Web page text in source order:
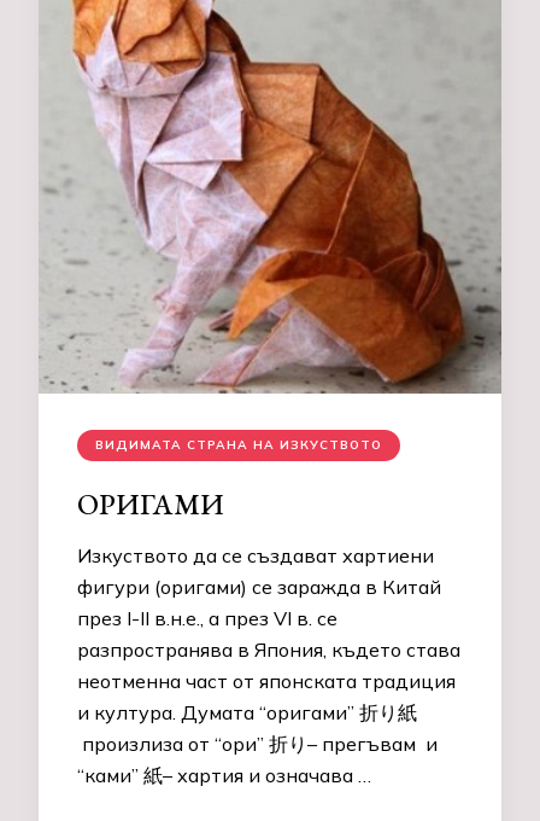
ВИДИМАТА СТРАНА НА ИЗКУСТВОТО
ОРИГАМИ
Изкуството да се създават хартиени
фигури (оригами) се заражда в Китай
през I-II в.н.е., а през VI в. се
разпространява в Япония, където става
неотменна част от японската традиция
и култура. Думата “оригами” 折り紙
произлиза от “ори” 折り– прегъвам и
“ками” 紙– хартия и означава …